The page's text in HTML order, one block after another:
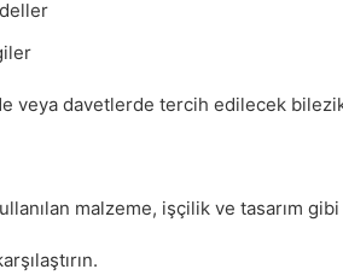
veya davetlerde tercih edilecek
malzeme, işçilik ve tasarım